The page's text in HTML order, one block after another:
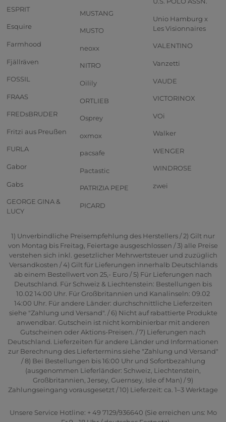
ESPRIT
Esquire
Farmhood
Fjällräven
FOSSIL
FRAAS
FREDsBRUDER
Fritzi aus Preußen
FURLA
Gabor
Gabs
GEORGE GINA &
LUCY
MUSTANG
MUSTO
neoxx
NITRO
Oilily
ORTLIEB
Osprey
oxmox
pacsafe
Pactastic
PATRIZIA PEPE
PICARD
Unio Hamburg x
Les Visionnaires
VALENTINO
Vanzetti
VAUDE
VICTORINOX
VOi
Walker
WENGER
WINDROSE
zwei
1) Unverbindliche Preisempfehlung des Herstellers / 2) Gilt nur
von Montag bis Freitag, Feiertage ausgeschlossen / 3) alle Preise
verstehen sich inkl. gesetzlicher Mehrwertsteuer und zuzüglich
Versandkosten / 4) Gilt für Lieferungen innerhalb Deutschlands
ab einem Bestellwert von 25,- Euro / 5) Für Lieferungen nach
Deutschland. Für Schweiz & Liechtenstein: Bestellungen bis
10.02 14:00 Uhr. Für Großbritannien und Kanalinseln: 09.02
14:00 Uhr. Für andere Länder: durchschnittliche Lieferzeiten
siehe "Zahlung und Versand". / 6) Nicht auf rabattierte Produkte
anwendbar. Gutschein ist nicht kombinierbar mit anderen
Gutscheinen oder Aktions-Preisen. / 7) Lieferungen nach
Deutschland. Lieferzeiten für andere Länder und Informationen
zur Berechnung des Liefertermins siehe "Zahlung und Versand"
/ 8) Bei Bestellungen bis 16:00 Uhr und Sofortbezahlung
(ausgenommen Lieferländer: Schweiz, Liechtenstein,
Großbritannien, Jersey, Guernsey, Isle of Man) / 9)
Zahlungseingang vorausgesetzt / 10) Lieferzeit: ca. 1–3 Werktage
Unsere Service Hotline: + 49 7129/936640 (Sie erreichen uns: Mo